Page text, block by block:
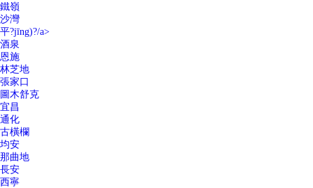
鐵嶺
沙灣
平?jīng)?/a>
酒泉
恩施
林芝地
張家口
圖木舒克
宜昌
通化
古橫欄
均安
那曲地
長安
西寧